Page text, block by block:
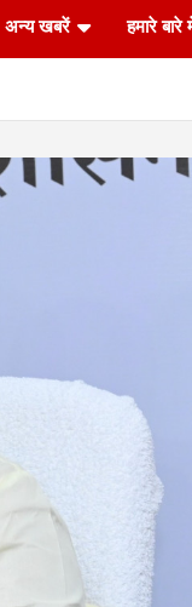
अन्य खबरें हमारे बारे